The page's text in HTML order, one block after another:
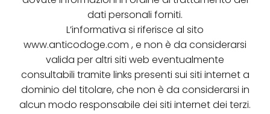
dati personali forniti.
L’informativa si riferisce al sito
www.anticodoge.com , e non è da considerarsi
valida per altri siti web eventualmente
consultabili tramite links presenti sui siti internet a
dominio del titolare, che non è da considerarsi in
alcun modo responsabile dei siti internet dei terzi.